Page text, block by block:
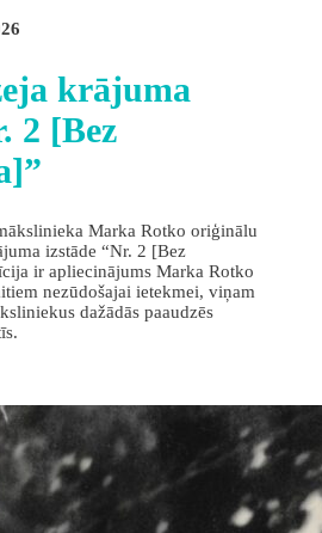
krājuma
2 [Bez
Marka Rotko oriģinālu
izstāde “Nr. 2 [Bez
ir apliecinājums Marka Rotko
nezūdošajai ietekmei, viņam
dažādās paaudzēs